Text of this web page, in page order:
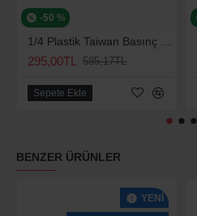
-50 %
295,00TL 585,17TL
Sepete Ekle
BENZER ÜRÜNLER
YENI